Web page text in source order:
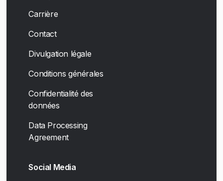
Carrière
Contact
Divulgation légale
Conditions générales
Confidentialité des
données
Data Processing
Agreement
Social Media